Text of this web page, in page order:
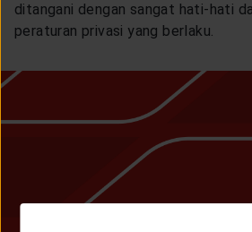
ditangani dengan sangat hati-hati
peraturan privasi yang berlaku.